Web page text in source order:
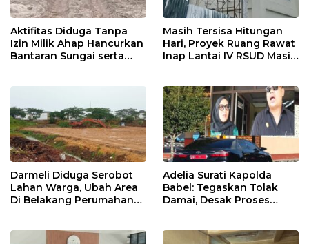
Aktifitas Diduga Tanpa
Izin Milik Ahap Hancurkan
Bantaran Sungai serta
Masih Tersisa Hitungan
Hari, Proyek Ruang Rawat
Inap Lantai IV RSUD Masih
Darmeli Diduga Serobot
Lahan Warga, Ubah Area
Di Belakang Perumahan
Adelia Surati Kapolda
Babel: Tegaskan Tolak
Damai, Desak Proses